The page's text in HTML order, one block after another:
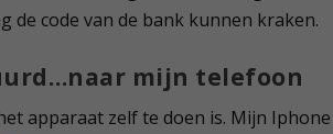
de code van de bank kunnen kraken.
mijn telefoon
apparaat zelf te doen is. Mijn